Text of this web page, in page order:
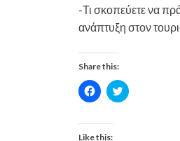
-Τι σκοπεύετε να
ανάπτυξη στον
Share this:
C
l
k
t
C
l
Like this: